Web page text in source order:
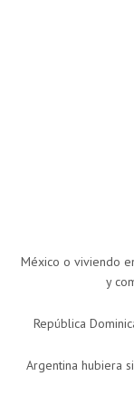
México o viviendo
y
República
Argentina hubiera